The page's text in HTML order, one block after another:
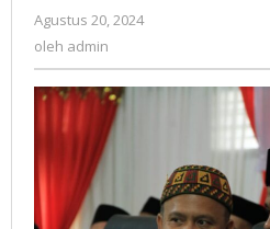
Agustus 20, 2024
oleh admin